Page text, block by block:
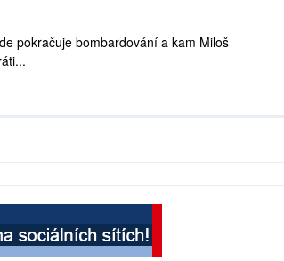
pokračuje bombardování a kam Miloš